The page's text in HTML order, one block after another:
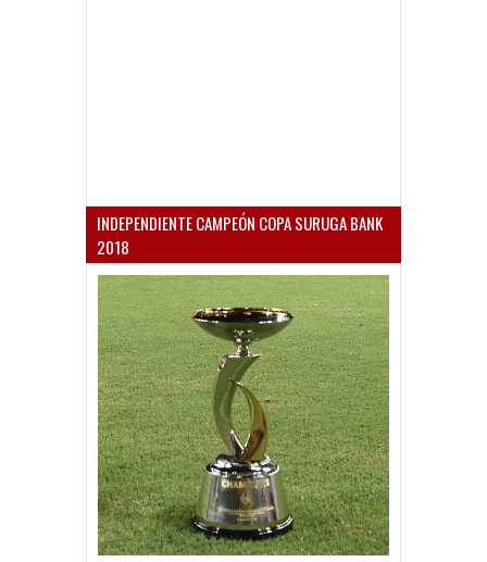
INDEPENDIENTE CAMPEÓN COPA SURUGA BANK
2018